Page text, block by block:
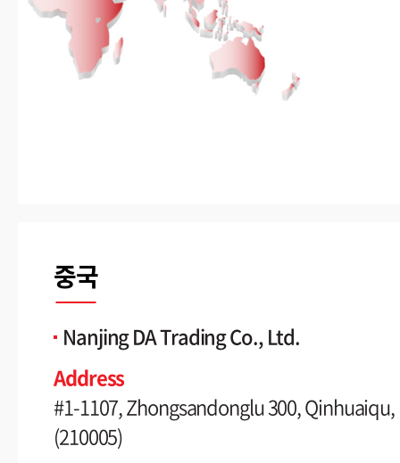
중국
Nanjing DA Trading Co., Ltd.
Address
#1-1107, Zhongsandonglu 300,
(210005)